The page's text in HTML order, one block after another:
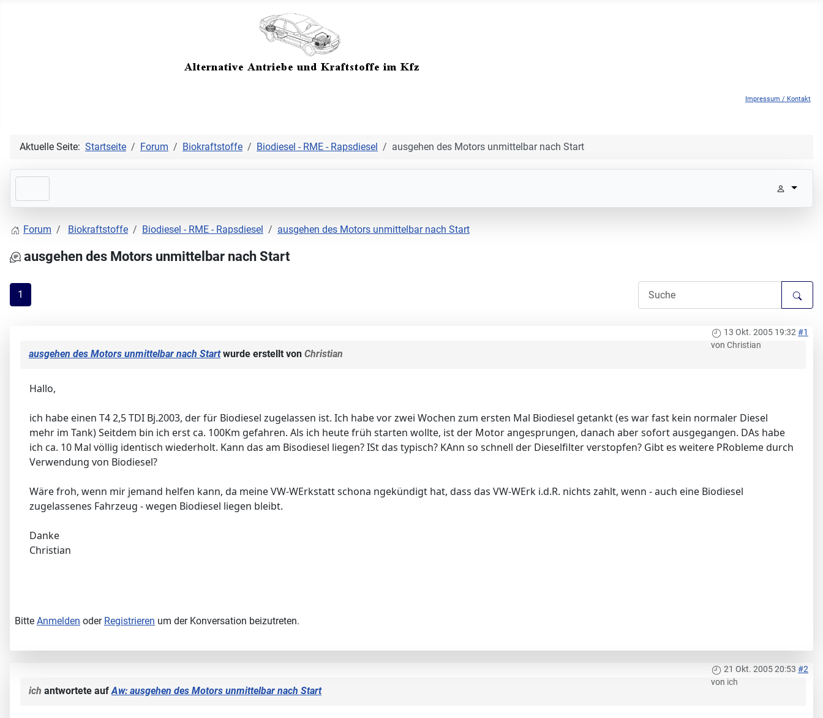
Impressum / Kontakt
Aktuelle Seite: Startseite Forum Biokraftstoffe Biodiesel - RME - Rapsdiesel ausgehen des Motors unmittelbar nach Start
Forum Biokraftstoffe Biodiesel - RME - Rapsdiesel ausgehen des Motors unmittelbar nach Start
ausgehen des Motors unmittelbar nach Start
1
13 Okt. 2005 19:32#1
von Christian
ausgehen des Motors unmittelbar nach Startwurde erstellt von Christian
Hallo,
ich habe einen T4 2,5 TDI Bj.2003, der für Biodiesel zugelassen ist. Ich habe vor zwei Wochen zum ersten Mal Biodiesel getankt (es war fast kein normaler Diesel
mehr im Tank) Seitdem bin ich erst ca. 100Km gefahren. Als ich heute früh starten wollte, ist der Motor angesprungen, danach aber sofort ausgegangen. DAs habe
ich ca. 10 Mal völlig identisch wiederholt. Kann das am Bisodiesel liegen? ISt das typisch? KAnn so schnell der Dieselfilter verstopfen? Gibt es weitere PRobleme durch
Verwendung von Biodiesel?
Wäre froh, wenn mir jemand helfen kann, da meine VW-WErkstatt schona ngekündigt hat, dass das VW-WErk i.d.R. nichts zahlt, wenn - auch eine Biodiesel
zugelassenes Fahrzeug - wegen Biodiesel liegen bleibt.
Danke
Christian
Bitte Anmelden oder Registrieren um der Konversation beizutreten.
21 Okt. 2005 20:53 #2
von ich
ich antwortete aufAw: ausgehen des Motors unmittelbar nach Start